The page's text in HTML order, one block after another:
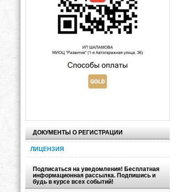
ДОКУМЕНТЫ О РЕГИСТРАЦИИ
ЛИЦЕНЗИЯ
Подписаться на уведомления! Бесплатная
информационная рассылка. Подпишись и
будь в курсе всех событий!